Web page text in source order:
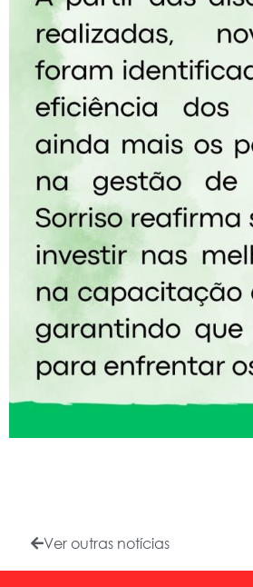
Ver outras notícias